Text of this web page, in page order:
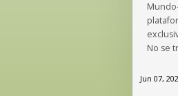
No se
Jun 07,